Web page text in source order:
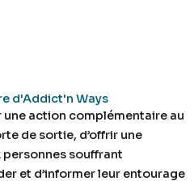
d'Addict'n Ways
action complémentaire au
de sortie, d’offrir une
souffrant
et d’informer leur entourage